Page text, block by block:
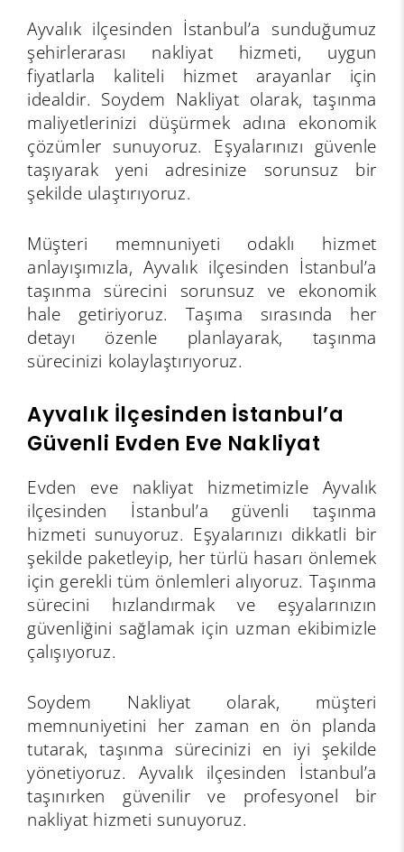
Ayvalık ilçesinden İstanbul’a sunduğumuz
şehirlerarası nakliyat hizmeti, uygun
fiyatlarla kaliteli hizmet arayanlar için
idealdir. Soydem Nakliyat olarak, taşınma
maliyetlerinizi düşürmek adına ekonomik
çözümler sunuyoruz. Eşyalarınızı güvenle
taşıyarak yeni adresinize sorunsuz bir
şekilde ulaştırıyoruz.
Müşteri memnuniyeti odaklı hizmet
anlayışımızla, Ayvalık ilçesinden İstanbul’a
taşınma sürecini sorunsuz ve ekonomik
hale getiriyoruz. Taşıma sırasında her
detayı özenle planlayarak, taşınma
sürecinizi kolaylaştırıyoruz.
Ayvalık İlçesinden İstanbul’a
Güvenli Evden Eve Nakliyat
Evden eve nakliyat hizmetimizle Ayvalık
ilçesinden İstanbul’a güvenli taşınma
hizmeti sunuyoruz. Eşyalarınızı dikkatli bir
şekilde paketleyip, her türlü hasarı önlemek
için gerekli tüm önlemleri alıyoruz. Taşınma
sürecini hızlandırmak ve eşyalarınızın
güvenliğini sağlamak için uzman ekibimizle
çalışıyoruz.
Soydem Nakliyat olarak, müşteri
memnuniyetini her zaman en ön planda
tutarak, taşınma sürecinizi en iyi şekilde
yönetiyoruz. Ayvalık ilçesinden İstanbul’a
taşınırken güvenilir ve profesyonel bir
nakliyat hizmeti sunuyoruz.